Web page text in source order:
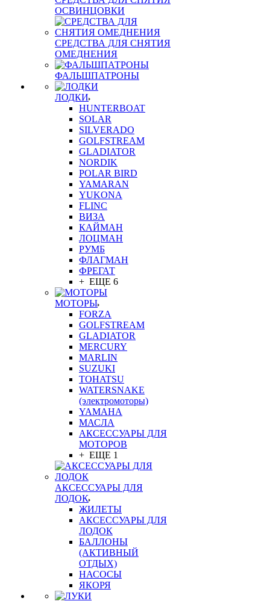
ОСВИНЦОВКИ
СРЕДСТВА ДЛЯ СНЯТИЯ
ОМЕДНЕНИЯ
ФАЛЬШПАТРОНЫ
ЛОДКИ
HUNTERBOAT
SOLAR
SILVERADO
GOLFSTREAM
GLADIATOR
NORDIK
POLAR BIRD
YAMARAN
YUKONA
FLINC
ВИЗА
КАЙМАН
ЛОЦМАН
РУМБ
ФЛАГМАН
ФРЕГАТ
+ ЕЩЕ 6
МОТОРЫ
FORZA
GOLFSTREAM
GLADIATOR
MERCURY
MARLIN
SUZUKI
TOHATSU
WATERSNAKE
(электромоторы)
YAMAHA
МАСЛА
АКСЕССУАРЫ ДЛЯ
МОТОРОВ
+ ЕЩЕ 1
АКСЕССУАРЫ ДЛЯ
ЛОДОК
ЖИЛЕТЫ
АКСЕССУАРЫ ДЛЯ
ЛОДОК
БАЛЛОНЫ
(АКТИВНЫЙ
ОТДЫХ)
НАСОСЫ
ЯКОРЯ